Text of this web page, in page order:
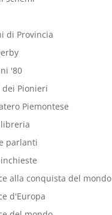
di Provincia
'80
dei Pionieri
Piemontese
parlanti
alla conquista del mondo
d'Europa